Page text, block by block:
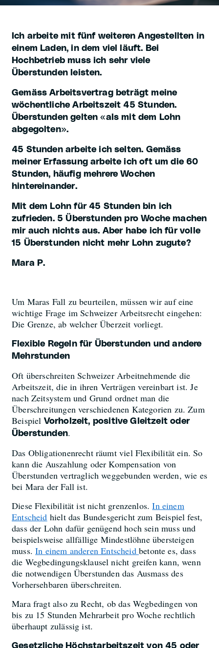
Ich arbeite mit fünf weiteren Angestellten in
einem Laden, in dem viel läuft. Bei
Hochbetrieb muss ich sehr viele
Überstunden leisten.
Gemäss Arbeitsvertrag beträgt meine
wöchentliche Arbeitszeit 45 Stunden.
Überstunden gelten «als mit dem Lohn
abgegolten».
45 Stunden arbeite ich selten. Gemäss
meiner Erfassung arbeite ich oft um die 60
Stunden, häufig mehrere Wochen
hintereinander.
Mit dem Lohn für 45 Stunden bin ich
zufrieden. 5 Überstunden pro Woche machen
mir auch nichts aus. Aber habe ich für volle
15 Überstunden nicht mehr Lohn zugute?
Mara P.
Um Maras Fall zu beurteilen, müssen wir auf eine
wichtige Frage im Schweizer Arbeitsrecht eingehen:
Die Grenze, ab welcher Überzeit vorliegt.
Flexible Regeln für Überstunden und andere
Mehrstunden
Oft überschreiten Schweizer Arbeitnehmende die
Arbeitszeit, die in ihren Verträgen vereinbart ist. Je
nach Zeitsystem und Grund ordnet man die
Überschreitungen verschiedenen Kategorien zu. Zum
BeispielVorholzeit, positive Gleitzeit oder
Überstunden.
Das Obligationenrecht räumt viel Flexibilität ein. So
kann die Auszahlung oder Kompensation von
Überstunden vertraglich weggebunden werden, wie es
bei Mara der Fall ist.
Diese Flexibilität ist nicht grenzenlos.In einem
Entscheid hielt das Bundesgericht zum Beispiel fest,
dass der Lohn dafür genügend hoch sein muss und
beispielsweise allfällige Mindestlöhne übersteigen
muss.In einem anderen Entscheid betonte es, dass
die Wegbedingungsklausel nicht greifen kann, wenn
die notwendigen Überstunden das Ausmass des
Vorhersehbaren überschreiten.
Mara fragt also zu Recht, ob das Wegbedingen von
bis zu 15 Stunden Mehrarbeit pro Woche rechtlich
überhaupt zulässig ist.
Gesetzliche Höchstarbeitszeit von 45 oder